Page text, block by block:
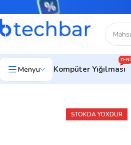
Menyu Kompüter Yığılması
YENI
Ev Noutbuklar
STOKDA YOXDUR